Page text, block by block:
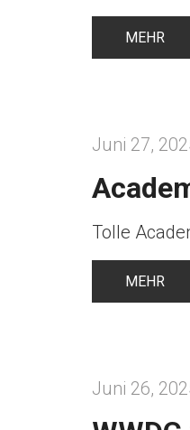
MEHR
Juni 27,
Tolle
MEHR
Juni 26,